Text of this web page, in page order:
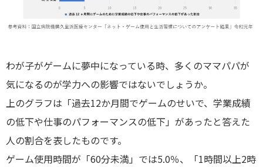
わが子がゲームに夢中になっている時、多くのママパパが
気になるのが学力への影響ではないでしょうか。
上のグラフは「過去12か月間でゲームのせいで、学業成績
の低下や仕事のパフォーマンスの低下」があったと答えた
人の割合を表したものです。
ゲーム使用時間が「60分未満」では5.0％、「1時間以上2時